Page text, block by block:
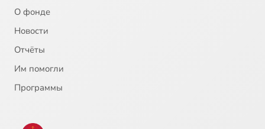
О фонде
Новости
Отчёты
Им помогли
Программы